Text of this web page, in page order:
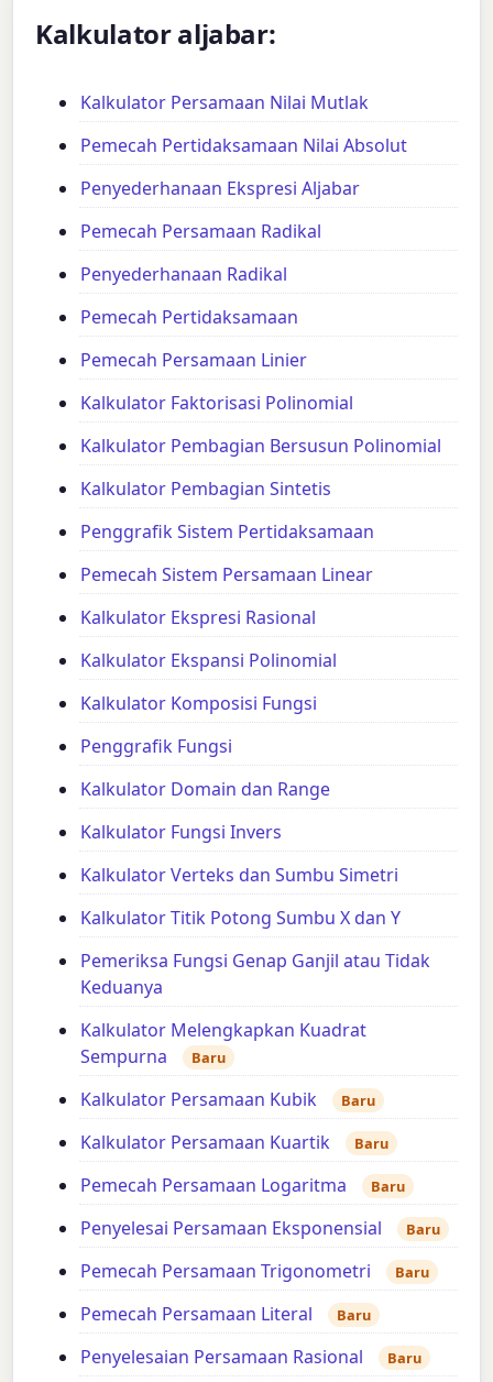
Kalkulator aljabar:
Kalkulator Persamaan Nilai Mutlak
Pemecah Pertidaksamaan Nilai Absolut
Penyederhanaan Ekspresi Aljabar
Pemecah Persamaan Radikal
Penyederhanaan Radikal
Pemecah Pertidaksamaan
Pemecah Persamaan Linier
Kalkulator Faktorisasi Polinomial
Kalkulator Pembagian Bersusun Polinomial
Kalkulator Pembagian Sintetis
Penggrafik Sistem Pertidaksamaan
Pemecah Sistem Persamaan Linear
Kalkulator Ekspresi Rasional
Kalkulator Ekspansi Polinomial
Kalkulator Komposisi Fungsi
Penggrafik Fungsi
Kalkulator Domain dan Range
Kalkulator Fungsi Invers
Kalkulator Verteks dan Sumbu Simetri
Kalkulator Titik Potong Sumbu X dan Y
Pemeriksa Fungsi Genap Ganjil atau Tidak
Keduanya
Kalkulator Melengkapkan Kuadrat
Sempurna
Baru
Kalkulator Persamaan Kubik Baru
Kalkulator Persamaan Kuartik Baru
Pemecah Persamaan Logaritma Baru
Penyelesai Persamaan Eksponensial Baru
Pemecah Persamaan Trigonometri Baru
Pemecah Persamaan Literal Baru
Penyelesaian Persamaan Rasional Baru